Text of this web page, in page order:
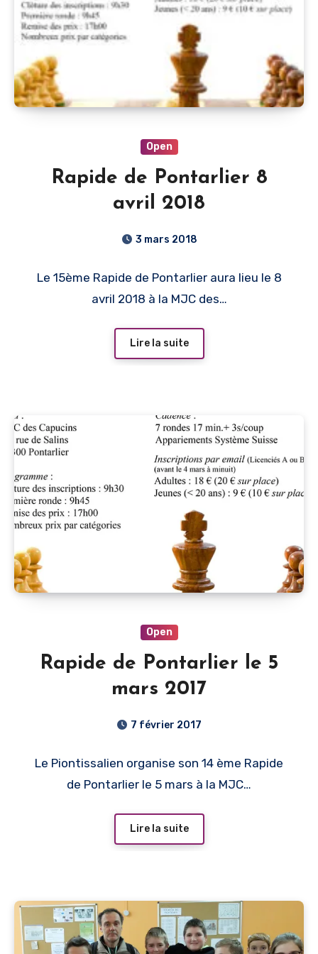
Open
Rapide de Pontarlier 8
avril 2018
3 mars 2018
Le 15ème Rapide de Pontarlier aura lieu le 8
avril 2018 à la MJC des…
Lire la suite
Open
Rapide de Pontarlier le 5
mars 2017
7 février 2017
Le Piontissalien organise son 14 ème Rapide
de Pontarlier le 5 mars à la MJC…
Lire la suite